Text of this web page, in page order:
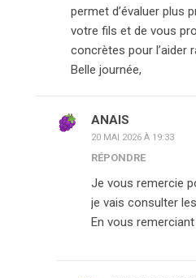
permet d’évaluer plus
votre fils et de vous
concrètes pour l’aider
Belle journée,
ANAIS
20 MAI 2026 À 19:33
RÉPONDRE
Je vous remercie
je vais consulter
En vous